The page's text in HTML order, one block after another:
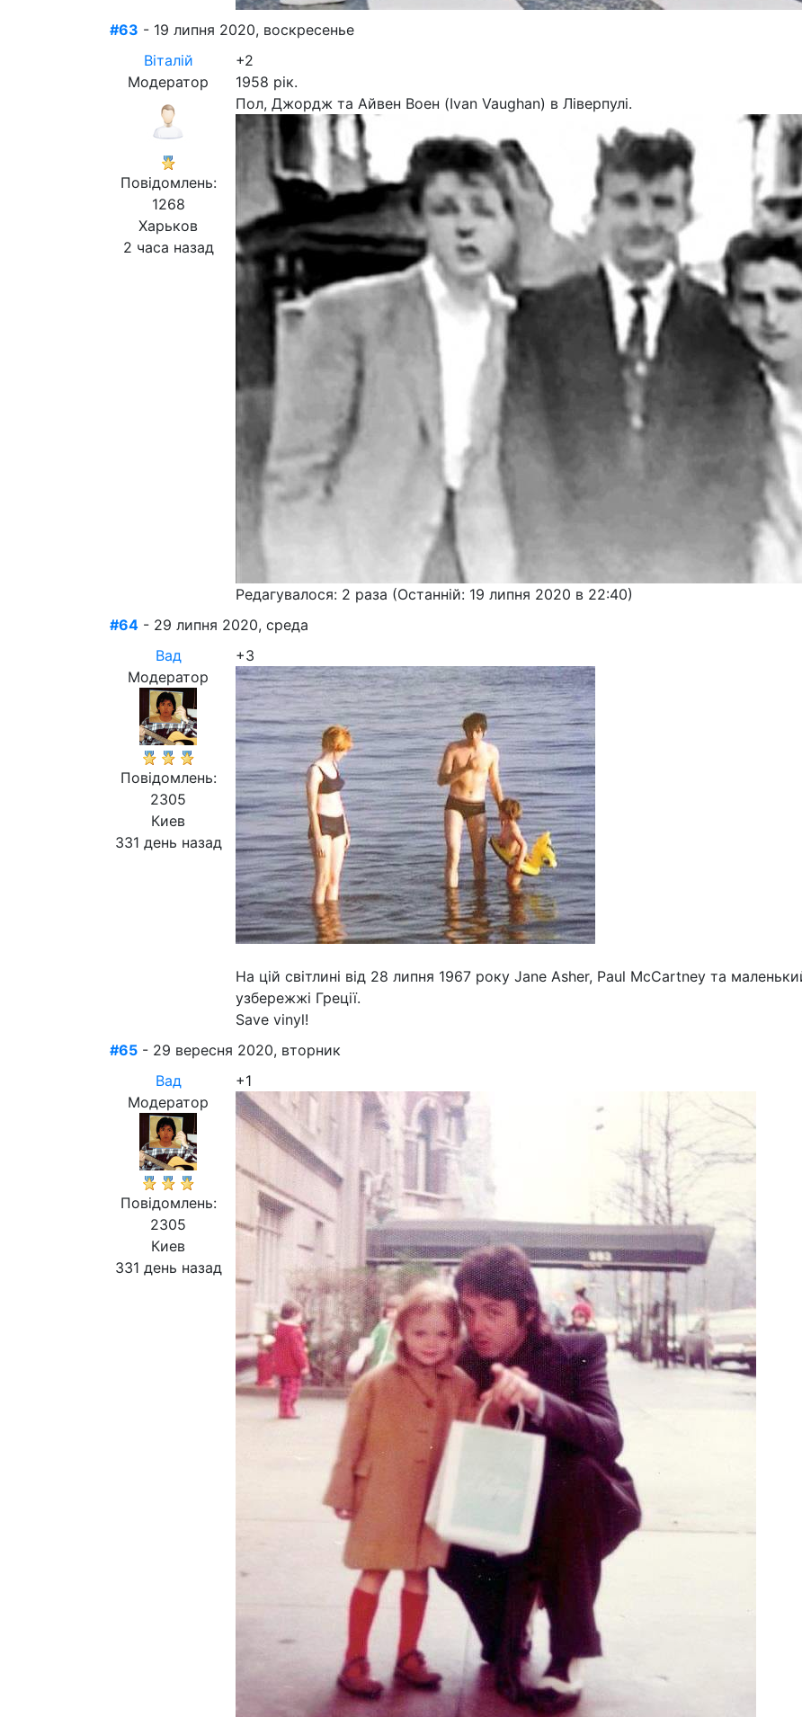
#63 - 19 липня 2020, воскресенье
Віталій
Модератор
Повідомлень:
1268
Харьков
2 часа назад
+2
1958 рік.
Пол, Джордж та Айвен Воен (Ivan Vaughan) в Ліверпулі.
Редагувалося: 2 раза (Останній: 19 липня 2020 в 22:40)
#64 - 29 липня 2020, среда
Вад
Модератор
Повідомлень:
2305
Киев
331 день назад
+3
На цій світлині від 28 липня 1967 року Jane Asher, Paul McCartney та
узбережжі Греції.
Save vinyl!
#65 - 29 вересня 2020, вторник
Вад
Модератор
Повідомлень:
2305
Киев
331 день назад
+1